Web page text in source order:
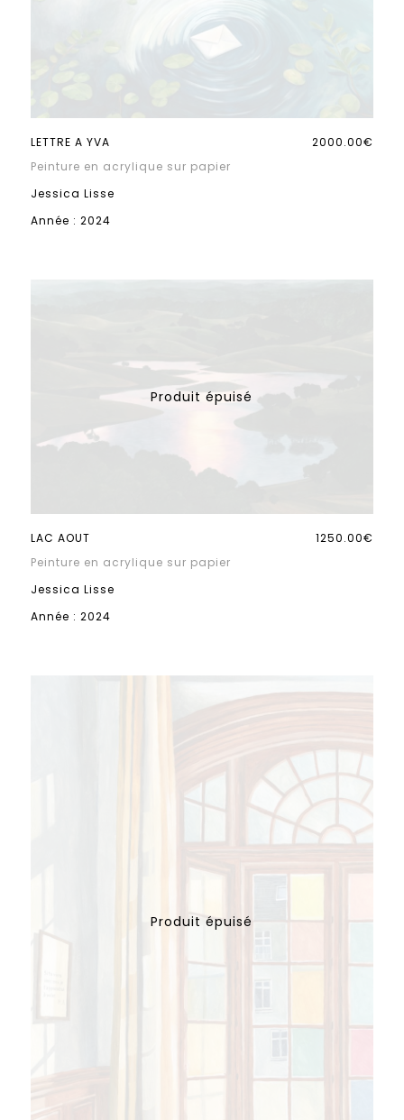
LETTRE A YVA
Peinture en acrylique sur papier
Jessica Lisse
Année : 2024
2000.00€
LAC AOUT
Peinture en acrylique sur papier
Jessica Lisse
Année : 2024
1250.00€